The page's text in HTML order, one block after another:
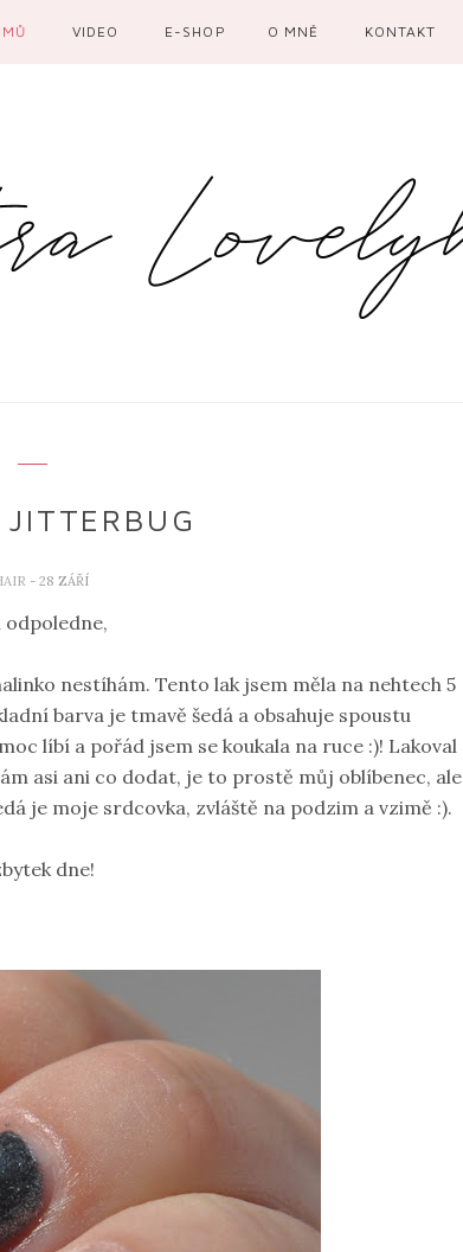
VIDEO E-SHOP O MNĚ KONTAKT
- 28 ZÁŘÍ
nestíhám. Tento lak jsem měla na nehtech 5
barva je tmavě šedá a obsahuje spoustu
líbí a pořád jsem se koukala na ruce :)! Lakoval
asi ani co dodat, je to prostě můj oblíbenec, ale
je moje srdcovka, zvláště na podzim a vzimě :).
dne!